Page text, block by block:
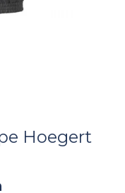
Hoegert